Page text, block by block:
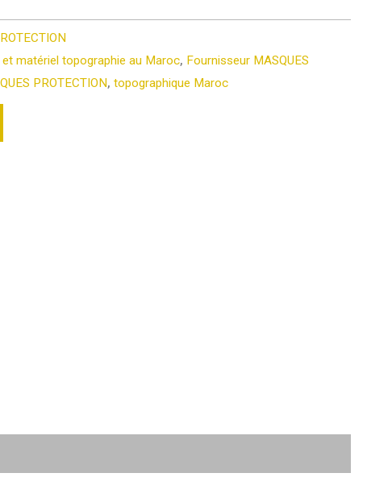
matériel topographie au Maroc, Fournisseur MASQUES
PROTECTION,topographique Maroc